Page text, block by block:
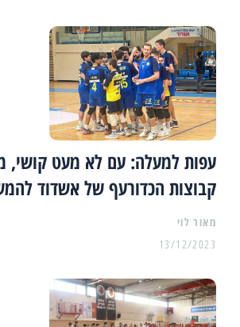
עפות למעלה: עם לא מעט קושי,
קבוצות הכדורעף של אשדוד
מאור לוי
13/12/2023